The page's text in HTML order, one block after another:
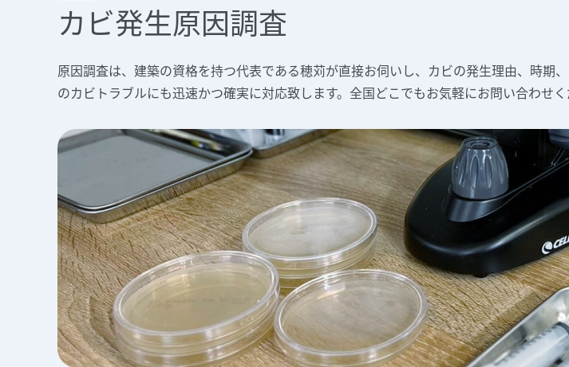
カビ発生原因調査
原因調査は、建築の資格を持つ代表である穂苅が直接お伺いし、カビの発生理由、時
のカビトラブルにも迅速かつ確実に対応致します。全国どこでもお気軽にお問い合わせく